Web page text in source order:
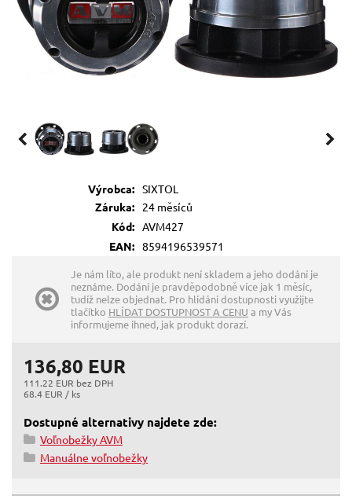
Výrobca: SIXTOL
Záruka:
24 měsíců
Kód: AVM427
EAN: 8594196539571
Je nám líto, ale produkt není skladem a jeho dodání je
neznáme. Dodání je pravděpodobně více jak 1 měsíc,
tudíž nelze objednat. Pro hlídání dostupnosti využijte
tlačítko HLÍDAT DOSTUPNOST A CENU a my Vás
informujeme ihned, jak produkt dorazí.
136,80 EUR
111.22 EUR bez DPH
68.4 EUR / ks
Dostupné alternativy najdete zde:
Voľnobežky AVM
Manuálne voľnobežky